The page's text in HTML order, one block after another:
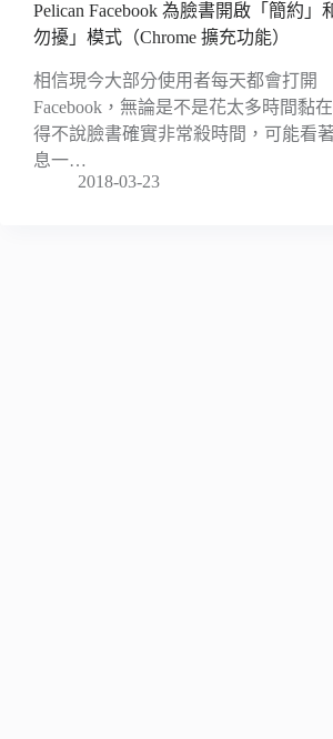
Pelican Facebook 為臉書開啟「簡約」
勿擾」模式（Chrome 擴充功能）
相信現今大部分使用者每天都會打開
Facebook，無論是不是花太多時間黏
得不說臉書確實非常殺時間，可能看
息一…
2018-03-23